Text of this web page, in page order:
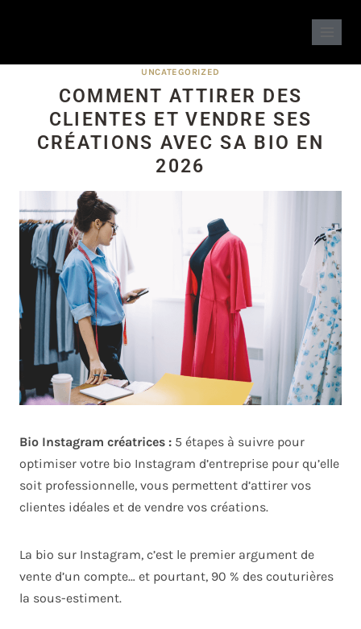
UNCATEGORIZED
COMMENT ATTIRER DES
CLIENTES ET VENDRE SES
CRÉATIONS AVEC SA BIO EN
2026
Bio Instagram créatrices : 5 étapes à suivre pour
optimiser votre bio Instagram d’entreprise pour qu’elle
soit professionnelle, vous permettent d’attirer vos
clientes idéales et de vendre vos créations.
La bio sur Instagram, c’est le premier argument de
vente d’un compte… et pourtant, 90 % des couturières
la sous-estiment.